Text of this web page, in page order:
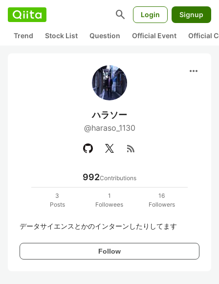
search Login Signup
Trend Stock List Question Official Event Official
more_horiz
ハラソー
@haraso_1130
rss_feed
992Contributions
3
Posts
1
Followees
16
Followers
データサイエンスとかのインターンしたりしてます
Follow